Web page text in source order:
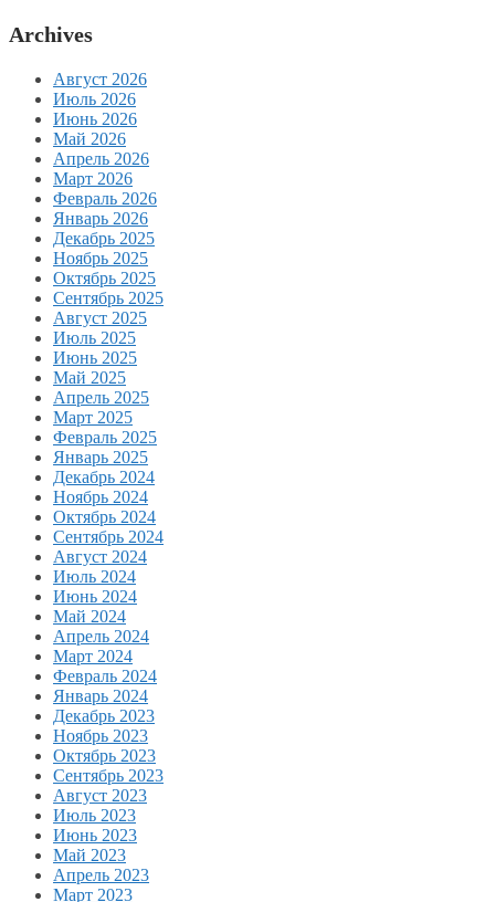
Archives
Август 2026
Июль 2026
Июнь 2026
Май 2026
Апрель 2026
Март 2026
Февраль 2026
Январь 2026
Декабрь 2025
Ноябрь 2025
Октябрь 2025
Сентябрь 2025
Август 2025
Июль 2025
Июнь 2025
Май 2025
Апрель 2025
Март 2025
Февраль 2025
Январь 2025
Декабрь 2024
Ноябрь 2024
Октябрь 2024
Сентябрь 2024
Август 2024
Июль 2024
Июнь 2024
Май 2024
Апрель 2024
Март 2024
Февраль 2024
Январь 2024
Декабрь 2023
Ноябрь 2023
Октябрь 2023
Сентябрь 2023
Август 2023
Июль 2023
Июнь 2023
Май 2023
Апрель 2023
Март 2023